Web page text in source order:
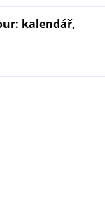
kalendář,